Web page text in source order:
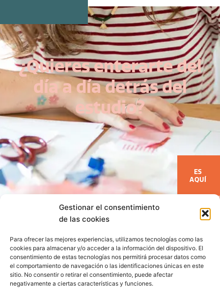
Gestionar el consentimiento
de las cookies
Para ofrecer las mejores experiencias, utilizamos tecnologías como las
cookies para almacenar y/o acceder a la información del dispositivo. El
consentimiento de estas tecnologías nos permitirá procesar datos como
el comportamiento de navegación o las identificaciones únicas en este
sitio. No consentir o retirar el consentimiento, puede afectar
negativamente a ciertas características y funciones.
¿Quieres enterarte del
día a día detrás del
estudio?
ES
AQUÍ
COLECCIONES BLOG
PRENSA CONTACTO COLABORACIONES